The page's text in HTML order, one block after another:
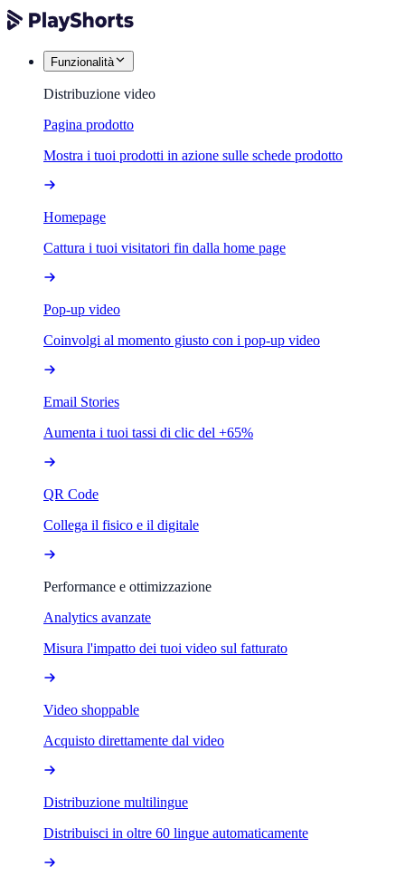
Funzionalità
Distribuzione video
Pagina prodotto
Mostra i tuoi prodotti in azione sulle schede prodotto
Homepage
Cattura i tuoi visitatori fin dalla home page
Pop-up video
Coinvolgi al momento giusto con i pop-up video
Email Stories
Aumenta i tuoi tassi di clic del +65%
QR Code
Collega il fisico e il digitale
Performance e ottimizzazione
Analytics avanzate
Misura l'impatto dei tuoi video sul fatturato
Video shoppable
Acquisto direttamente dal video
Distribuzione multilingue
Distribuisci in oltre 60 lingue automaticamente